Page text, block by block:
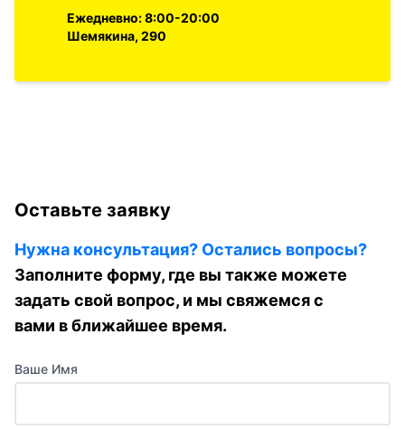
Ежедневно: 8:00-20:00
Шемякина, 290
Оставьте заявку
Нужна консультация? Остались вопросы?
Заполните форму, где вы также можете
задать свой вопрос, и мы свяжемся с
вами в ближайшее время.
Ваше Имя